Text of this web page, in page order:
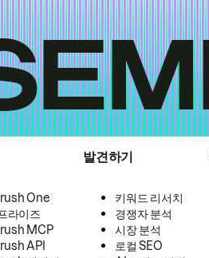
One
라이즈
MCP
API
발견하기
키워드 리서치
경쟁자 분석
시장 분석
로컬 SEO